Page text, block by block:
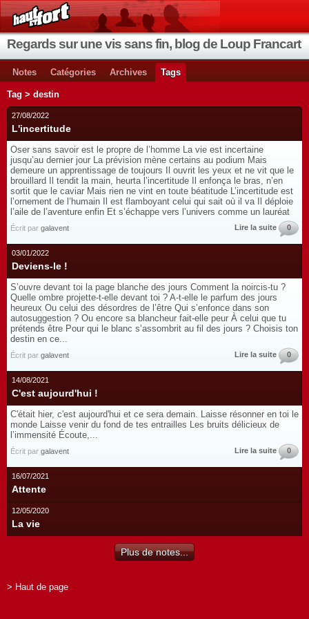
Regards sur une vis sans fin, blog de Loup Francart
Notes Catégories Archives Tags
Tag > destin
27/08/2022
L'incertitude
Oser sans savoir est le propre de l’homme La vie est incertaine
jusqu’au dernier jour La prévision mène certains au podium Mais
demeure un apprentissage de toujours Il ouvrit les yeux et ne vit que le
brouillard Il tendit la main, heurta l’incertitude Il enfonça le bras, n’en
sortit que le caviar Mais rien ne vint en toute béatitude L’incertitude est
l’ornement de l’humain Il est flamboyant celui qui sait où il va Il déploie
l’aile de l’aventure enfin Et s’échappe vers l’univers comme un lauréat
Écrit par galavent Lire la suite 0
03/01/2022
Deviens-le !
S’ouvre devant toi la page blanche des jours Comment la noircis-tu ?
Quelle ombre projette-t-elle devant toi ? A-t-elle le parfum des jours
heureux Ou celui des désordres de l’être Qui s’enfonce dans son
autosuggestion ? Ou encore sa blancheur fait-elle peur À celui que tu
prétends être Pour qui le blanc s’assombrit au fil des jours ? Choisis ton
destin en ce...
Écrit par galavent Lire la suite 0
14/08/2021
C'est aujourd'hui !
C'était hier, c'est aujourd'hui et ce sera demain. Laisse résonner en toi le
monde Laisse venir du fond de tes entrailles Les bruits délicieux de
l’immensité Écoute,...
Écrit par galavent Lire la suite 0
16/07/2021
Attente
12/05/2020
La vie
Plus de notes...
> Haut de page